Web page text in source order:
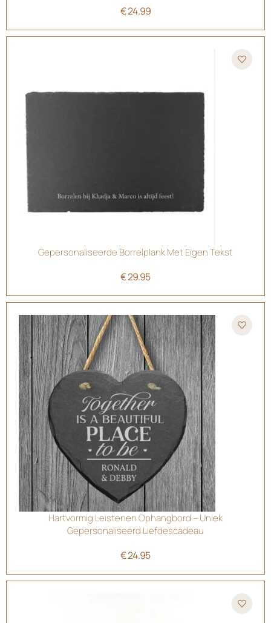
€24.99
Gepersonaliseerde Borrelplank Met Eigen Tekst
€29.95
Hartvormig Leistenen Ophangbord – Uniek
Gepersonaliseerd Liefdescadeau
€24.95